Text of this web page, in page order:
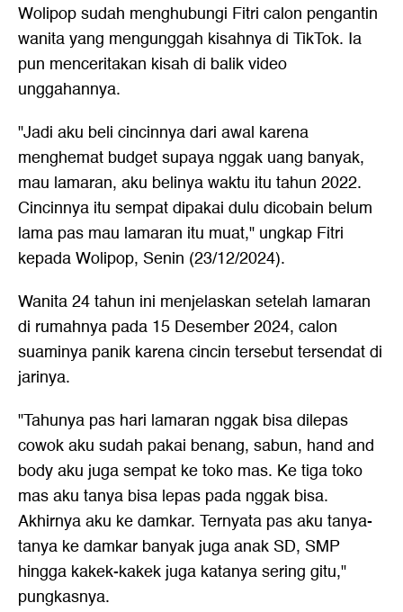
Wolipop sudah menghubungi Fitri calon pengantin
wanita yang mengunggah kisahnya di TikTok. Ia
pun menceritakan kisah di balik video
unggahannya.
"Jadi aku beli cincinnya dari awal karena
menghemat budget supaya nggak uang banyak,
mau lamaran, aku belinya waktu itu tahun 2022.
Cincinnya itu sempat dipakai dulu dicobain belum
lama pas mau lamaran itu muat," ungkap Fitri
kepada Wolipop, Senin (23/12/2024).
Wanita 24 tahun ini menjelaskan setelah lamaran
di rumahnya pada 15 Desember 2024, calon
suaminya panik karena cincin tersebut tersendat di
jarinya.
"Tahunya pas hari lamaran nggak bisa dilepas
cowok aku sudah pakai benang, sabun, hand and
body aku juga sempat ke toko mas. Ke tiga toko
mas aku tanya bisa lepas pada nggak bisa.
Akhirnya aku ke damkar. Ternyata pas aku tanya-
tanya ke damkar banyak juga anak SD, SMP
hingga kakek-kakek juga katanya sering gitu,"
pungkasnya.